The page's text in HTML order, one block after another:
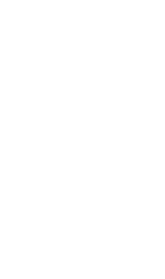
في
كيف
الإيرانية
بأنها